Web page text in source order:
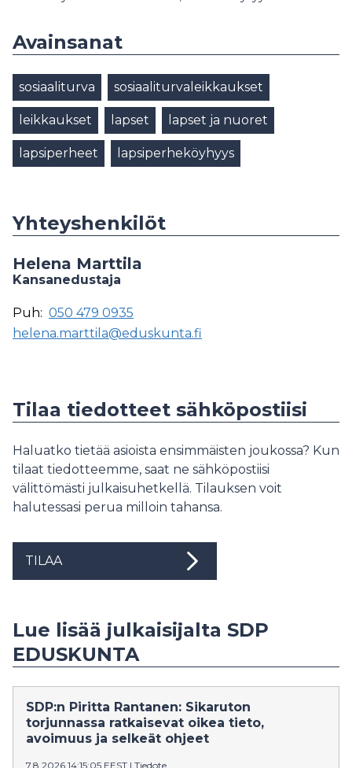
Avainsanat
sosiaaliturva sosiaaliturvaleikkaukset
leikkaukset lapset lapset ja nuoret
lapsiperheet lapsiperheköyhyys
Yhteyshenkilöt
Helena Marttila
Kansanedustaja
Puh: 050 479 0935
helena.marttila@eduskunta.fi
Tilaa tiedotteet sähköpostiisi
Haluatko tietää asioista ensimmäisten joukossa? Kun
tilaat tiedotteemme, saat ne sähköpostiisi
välittömästi julkaisuhetkellä. Tilauksen voit
halutessasi perua milloin tahansa.
TILAA
Lue lisää julkaisijalta SDP
EDUSKUNTA
SDP:n Piritta Rantanen: Sikaruton
torjunnassa ratkaisevat oikea tieto,
avoimuus ja selkeät ohjeet
7.8.2026 14:15:05 EEST | Tiedote